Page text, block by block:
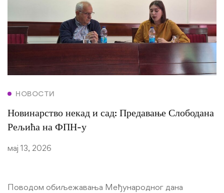
НОВОСТИ
Новинарство некад и сад: Предавање Слободана
Рељића на ФПН-у
мај 13, 2026
Поводом обиљежавања Међународног дана